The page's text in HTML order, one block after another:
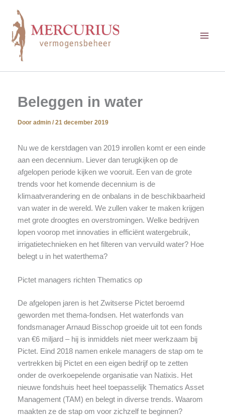
inhoud
Beleggen in water
Door admin / 21 december 2019
Nu we de kerstdagen van 2019 inrollen komt er een einde
aan een decennium. Liever dan terugkijken op de
afgelopen periode kijken we vooruit. Een van de grote
trends voor het komende decennium is de
klimaatverandering en de onbalans in de beschikbaarheid
van water in de wereld. We zullen vaker te maken krijgen
met grote droogtes en overstromingen. Welke bedrijven
lopen voorop met innovaties in efficiënt watergebruik,
irrigatietechnieken en het filteren van vervuild water? Hoe
belegt u in het waterthema?
Pictet managers richten Thematics op
De afgelopen jaren is het Zwitserse Pictet beroemd
geworden met thema-fondsen. Het waterfonds van
fondsmanager Arnaud Bisschop groeide uit tot een fonds
van €6 miljard – hij is inmiddels niet meer werkzaam bij
Pictet. Eind 2018 namen enkele managers de stap om te
vertrekken bij Pictet en een eigen bedrijf op te zetten
onder de overkoepelende organisatie van Natixis. Het
nieuwe fondshuis heet heel toepasselijk Thematics Asset
Management (TAM) en belegt in diverse trends. Waarom
maakten ze de stap om voor zichzelf te beginnen?